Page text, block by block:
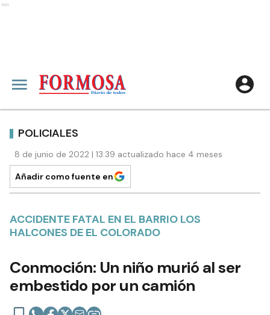
Ads
POLICIALES
8 de junio de 2022 | 13:39 actualizado hace 4 meses
Añadir como fuente en
ACCIDENTE FATAL EN EL BARRIO LOS
HALCONES DE EL COLORADO
Conmoción: Un niño murió al ser
embestido por un camión